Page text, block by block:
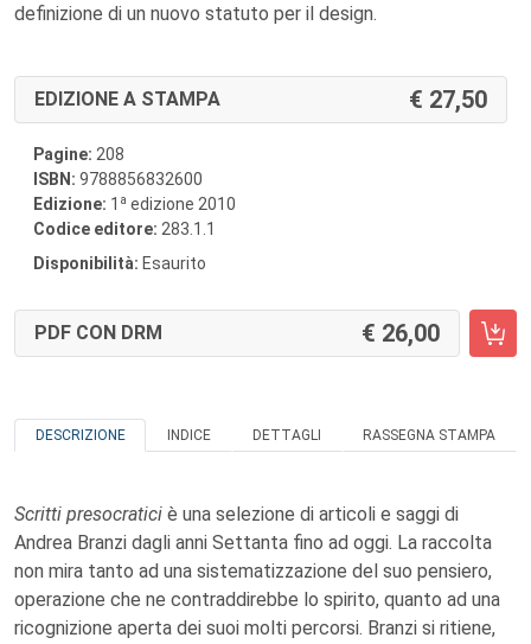
definizione di un nuovo statuto per il design.
EDIZIONE A STAMPA 27,50
Pagine: 208
ISBN: 9788856832600
Edizione: 1 a edizione 2010
Codice editore: 283.1.1
Disponibilità: Esaurito
PDF CON DRM 26,00
DESCRIZIONE INDICE DETTAGLI RASSEGNA STAMPA
Scritti presocratici è una selezione di articoli e saggi di
Andrea Branzi dagli anni Settanta fino ad oggi. La raccolta
non mira tanto ad una sistematizzazione del suo pensiero,
operazione che ne contraddirebbe lo spirito, quanto ad una
ricognizione aperta dei suoi molti percorsi. Branzi si ritiene,